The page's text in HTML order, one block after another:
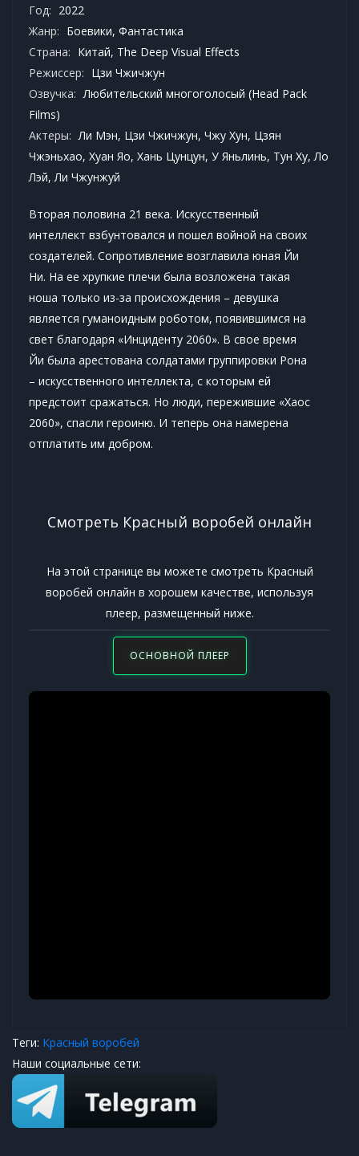
Год: 2022
Жанр: Боевики, Фантастика
Страна: Китай, The Deep Visual Effects
Режиссер: Цзи Чжичжун
Озвучка: Любительский многоголосый (Head Pack
Films)
Актеры: Ли Мэн, Цзи Чжичжун, Чжу Хун, Цзян
Чжэньхао, Хуан Яо, Хань Цунцун, У Яньлинь, Тун Ху, Ло
Лэй, Ли Чжунжуй
Вторая половина 21 века. Искусственный
интеллект взбунтовался и пошел войной на своих
создателей. Сопротивление возглавила юная Йи
Ни. На ее хрупкие плечи была возложена такая
ноша только из-за происхождения – девушка
является гуманоидным роботом, появившимся на
свет благодаря «Инциденту 2060». В свое время
Йи была арестована солдатами группировки Рона
– искусственного интеллекта, с которым ей
предстоит сражаться. Но люди, пережившие «Хаос
2060», спасли героиню. И теперь она намерена
отплатить им добром.
Смотреть Красный воробей онлайн
На этой странице вы можете смотреть Красный
воробей онлайн в хорошем качестве, используя
плеер, размещенный ниже.
ОСНОВНОЙ ПЛЕЕР
Теги: Красный воробей
Наши социальные сети: